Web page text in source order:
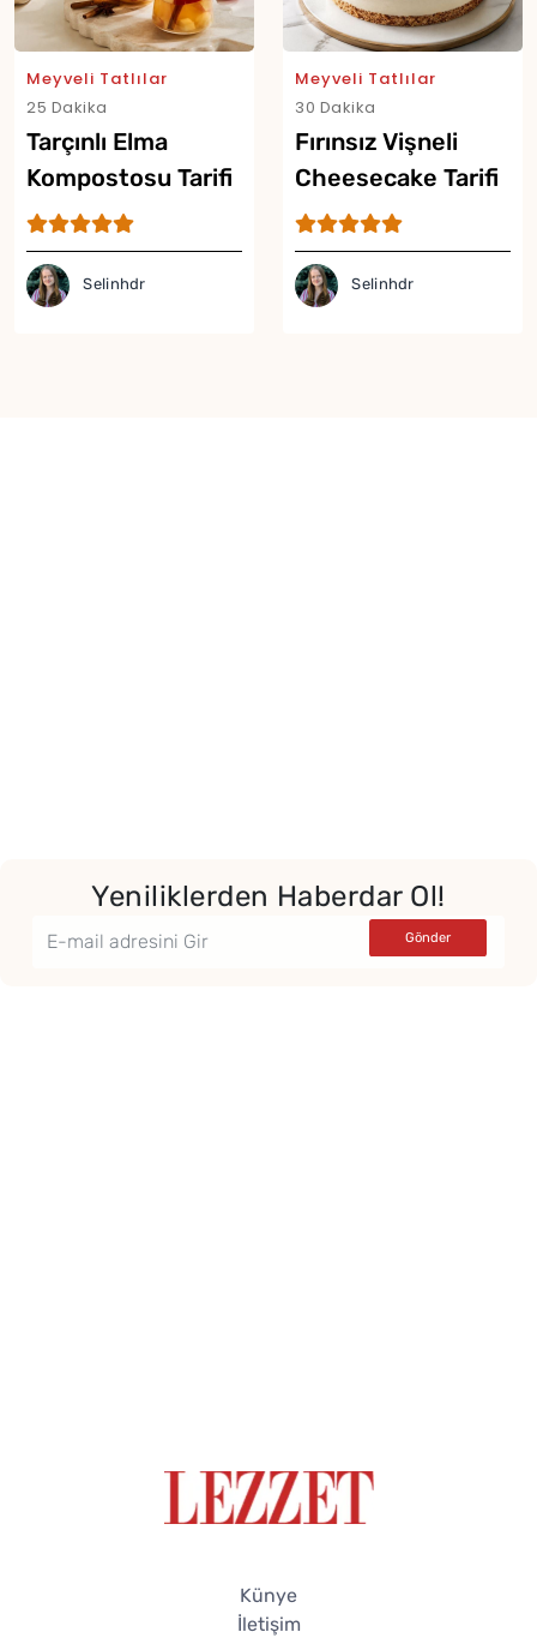
Meyveli Tatlılar
25 Dakika
Tarçınlı Elma
Kompostosu Tarifi
Selinhdr
Meyveli Tatlılar
30 Dakika
Fırınsız Vişneli
Cheesecake Tarifi
Selinhdr
Yeniliklerden Haberdar Ol!
Künye
İletişim